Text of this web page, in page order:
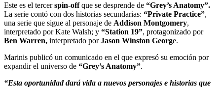
Este es el tercerspin-offque se desprende de “Grey’s Anatomy”.
La serie contó con dos historias secundarias: “Private Practice”,
una serie que sigue al personaje de Addison Montgomery,
interpretado por Kate Walsh; y “Station 19”, protagonizado por
Ben Warren, interpretado porJason Winston George.
Marinis publicó un comunicado en el que expresó su emoción por
expandir el universo de “Grey’s Anatomy”.
“Esta oportunidad dará vida a nuevos personajes e historias que